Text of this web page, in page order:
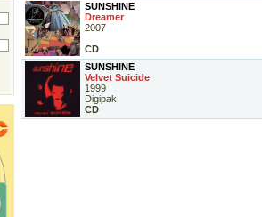
SUNSHINE
Dreamer
2007
CD
SUNSHINE
Velvet Suicide
1999
Digipak
CD